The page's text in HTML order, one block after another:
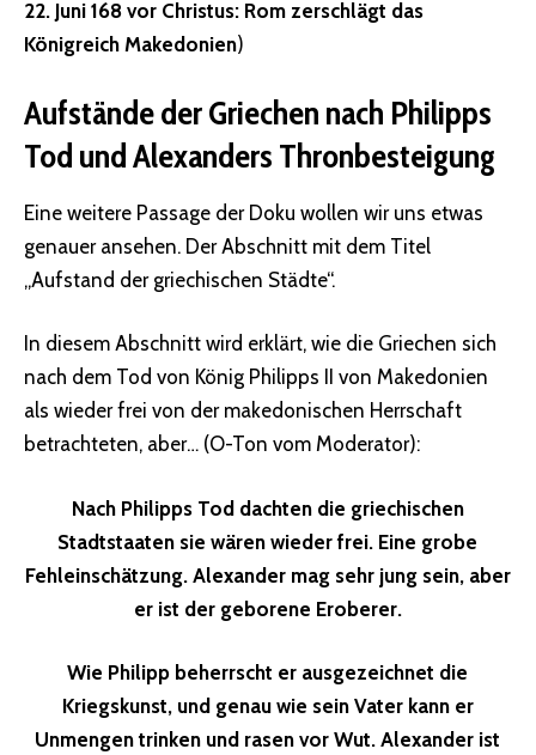
22. Juni 168 vor Christus: Rom zerschlägt das
Königreich Makedonien)
Aufstände der Griechen nach Philipps
Tod und Alexanders Thronbesteigung
Eine weitere Passage der Doku wollen wir uns etwas
genauer ansehen. Der Abschnitt mit dem Titel
„Aufstand der griechischen Städte“.
In diesem Abschnitt wird erklärt, wie die Griechen sich
nach dem Tod von König Philipps II von Makedonien
als wieder frei von der makedonischen Herrschaft
betrachteten, aber… (O-Ton vom Moderator):
Nach Philipps Tod dachten die griechischen
Stadtstaaten sie wären wieder frei. Eine grobe
Fehleinschätzung. Alexander mag sehr jung sein, aber
er ist der geborene Eroberer.
Wie Philipp beherrscht er ausgezeichnet die
Kriegskunst, und genau wie sein Vater kann er
Unmengen trinken und rasen vor Wut. Alexander ist